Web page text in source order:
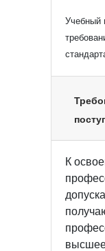
Учебный
К